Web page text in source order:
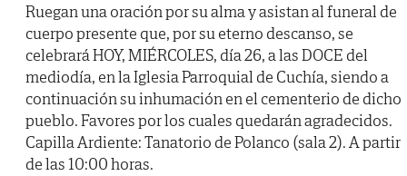
Ruegan una oración por su alma y asistan al funeral de
cuerpo presente que, por su eterno descanso, se
celebrará HOY, MIÉRCOLES, día 26, a las DOCE del
mediodía, en la Iglesia Parroquial de Cuchía, siendo a
continuación su inhumación en el cementerio de dicho
pueblo. Favores por los cuales quedarán agradecidos.
Capilla Ardiente: Tanatorio de Polanco (sala 2). A partir
de las 10:00 horas.